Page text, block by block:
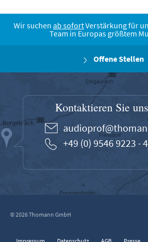
Wir suchen ab sofortVerstärkung für
Team in Europas größtem
Offene Stellen
Kontaktieren Sie uns
+49 (0) 9546 9223 -
© 2026 Thomann GmbH